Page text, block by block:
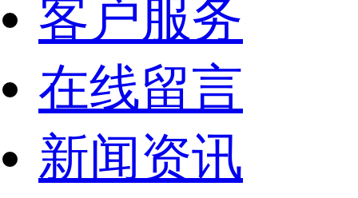
客户服务
在线留言
新闻资讯